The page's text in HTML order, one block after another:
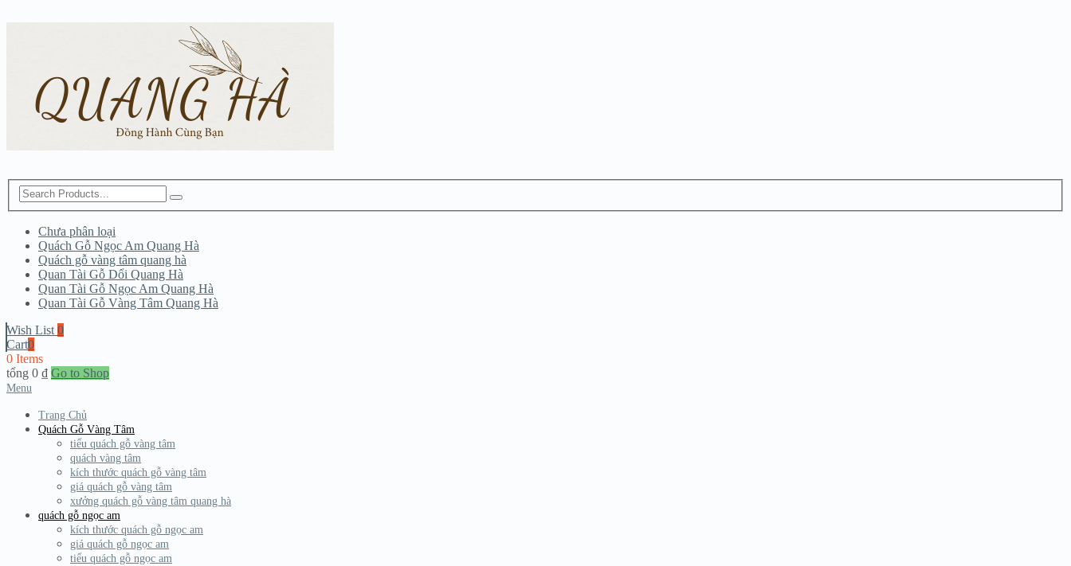
Chưa phân loại
Quách Gỗ Ngọc Am Quang Hà
Quách gỗ vàng tâm quang hà
Quan Tài Gỗ Dổi Quang Hà
Quan Tài Gỗ Ngọc Am Quang Hà
Quan Tài Gỗ Vàng Tâm Quang Hà
Wish List 0
Cart0
0 Items
tổng 0 ₫ Go to Shop
Menu
Trang Chủ
Quách Gỗ Vàng Tâm
tiểu quách gỗ vàng tâm
quách vàng tâm
kích thước quách gỗ vàng tâm
giá quách gỗ vàng tâm
xưởng quách gỗ vàng tâm quang hà
quách gỗ ngọc am
kích thước quách gỗ ngọc am
giá quách gỗ ngọc am
tiểu quách gỗ ngọc am